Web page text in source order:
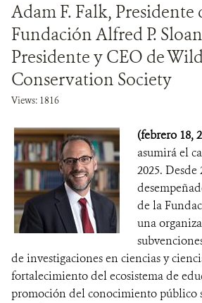
Adam F. Falk, Presidente
Fundación Alfred P.
Presidente y CEO de
Conservation Society
Views: 1816
(febrero 18,
asumirá el
2025. Desde
de la
una
de investigaciones en ciencias y
fortalecimiento del ecosistema de
promoción del conocimiento público